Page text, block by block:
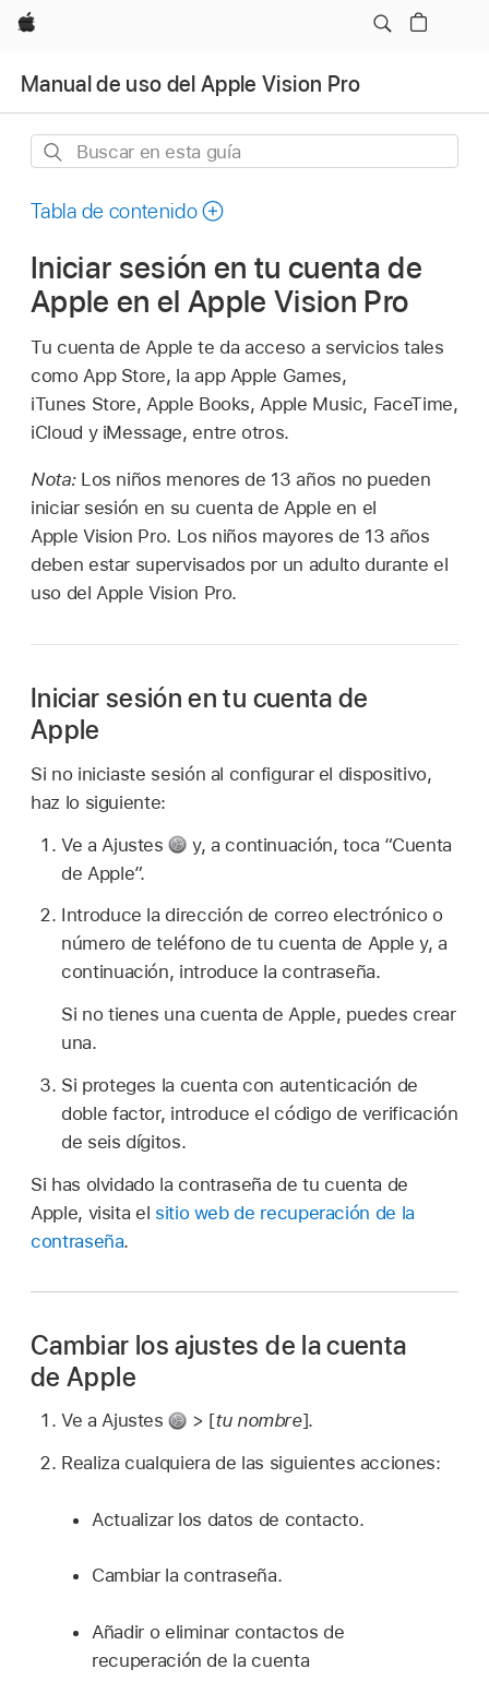
Apple
Manual de uso del Apple Vision Pro
Buscar
esta
Tabla de contenido
Iniciar sesión en tu cuenta de
Apple en el Apple Vision Pro
Tu cuenta de Apple te da acceso a servicios tales
como App Store, la app Apple Games,
iTunes Store, Apple Books, Apple Music, FaceTime,
iCloud y iMessage, entre otros.
Nota: Los niños menores de 13 años no pueden
iniciar sesión en su cuenta de Apple en el
Apple Vision Pro. Los niños mayores de 13 años
deben estar supervisados por un adulto durante el
uso del Apple Vision Pro.
Iniciar sesión en tu cuenta de
Apple
Si no iniciaste sesión al configurar el dispositivo,
haz lo siguiente:
Ve a Ajustes
y, a continuación, toca “Cuenta
de Apple”.
Introduce la dirección de correo electrónico o
número de teléfono de tu cuenta de Apple y, a
continuación, introduce la contraseña.
Si no tienes una cuenta de Apple, puedes crear
una.
Si proteges la cuenta con autenticación de
doble factor, introduce el código de verificación
de seis dígitos.
Si has olvidado la contraseña de tu cuenta de
Apple, visita el sitio web de recuperación de la
contraseña.
Cambiar los ajustes de la cuenta
de Apple
Ve a Ajustes > [tu nombre].
Realiza cualquiera de las siguientes acciones:
Actualizar los datos de contacto.
Cambiar la contraseña.
Añadir o eliminar contactos de
recuperación de la cuenta